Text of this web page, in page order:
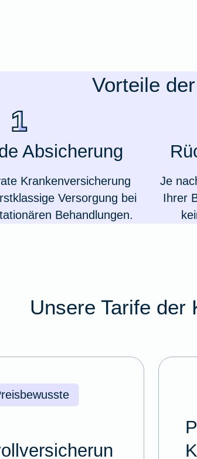
Vorteile
Absicherung
Krankenversicherung
Versorgung bei
Behandlungen.
Je
Ihrer
Unsere Tarife der